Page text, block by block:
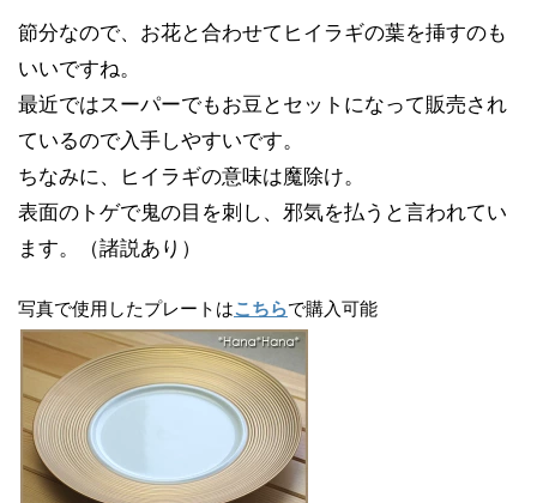
節分なので、お花と合わせてヒイラギの葉を挿すのも
いいですね。
最近ではスーパーでもお豆とセットになって販売され
ているので入手しやすいです。
ちなみに、ヒイラギの意味は魔除け。
表面のトゲで鬼の目を刺し、邪気を払うと言われてい
ます。（諸説あり）
写真で使用したプレートはこちらで購入可能